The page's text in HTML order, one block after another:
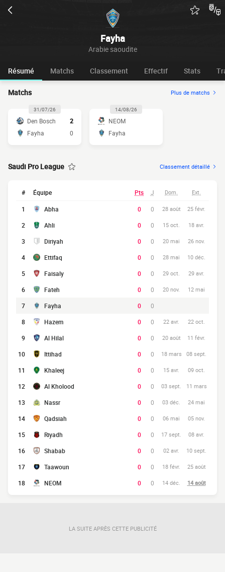
Fayha
Arabie saoudite
Résumé Matchs Classement Effectif Stats
Matchs Plus de matchs
31/07/26
Den Bosch
2
Fayha
0
14/08/26
NEOM
Fayha
Saudi Pro League Classement détaillé
# Équipe Pts J Dom. Ext.
1 Abha 0 0 28 août 25 févr.
2 Ahli 0 0 15 oct. 18 avr.
3 Diriyah 0 0 20 mai 26 nov.
4 Ettifaq 0 0 28 mai 10 déc.
5 Faisaly 0 0 29 oct. 29 avr.
6 Fateh 0 0 20 nov. 12 mai
7 Fayha 0
0
8
Hazem 0 0 22 avr. 22 oct.
9 Al Hilal 0 0 20 août 11 févr.
10 Ittihad 0 0 18 mars 08 sept.
11 Khaleej 0 0 15 avr. 09 oct.
12 Al Kholood 0 0 03 sept. 11 mars
13 Nassr 0 0 03 déc. 24 mai
14 Qadsiah 0 0 06 mai 05 nov.
15 Riyadh 0 0 17 sept. 08 avr.
16 Shabab 0 0 02 avr. 10 sept.
17 Taawoun 0 0 18 févr. 25 août
18 NEOM 0 0 14 déc. 14 août
LA SUITE APRÈS CETTE PUBLICITÉ